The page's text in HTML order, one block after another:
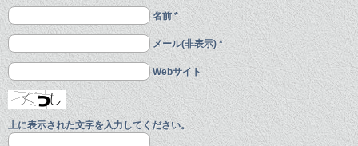
名前 *
メール(非表示) *
Webサイト
上に表示された文字を入力してください。